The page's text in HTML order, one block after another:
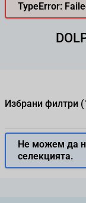
TypeError:
Избрани филтри
Не можем да
селекцията.